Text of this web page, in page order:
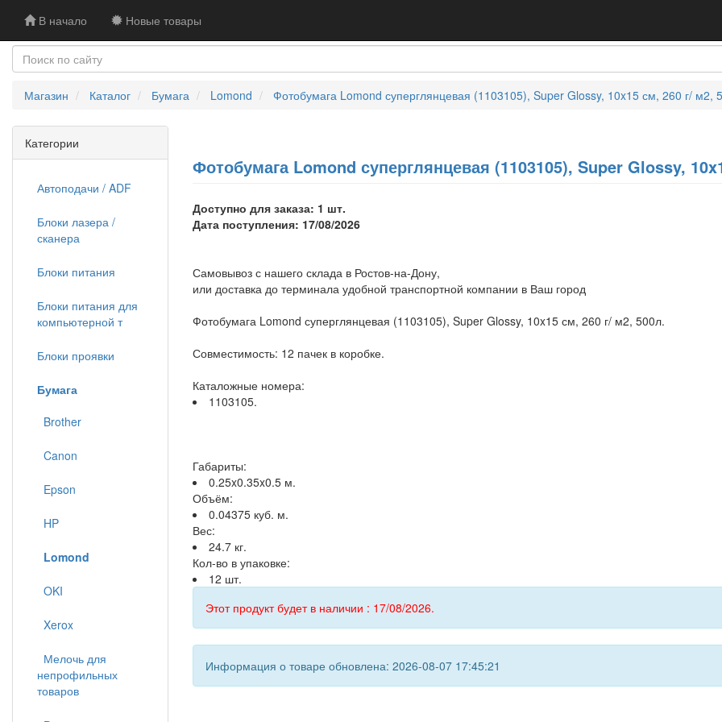
В начало Новые товары
Магазин Каталог Бумага Lomond Фотобумага Lomond суперглянцевая (1103105), Super Glossy, 10x15 см, 260 г/ м2,
Фотобумага Lomond суперглянцевая (1103105), Super Glossy,
Доступно для заказа: 1 шт.
Дата поступления: 17/08/2026
Самовывоз с нашего склада в Ростов-на-Дону,
или доставка до терминала удобной транспортной компании в Ваш город
Фотобумага Lomond суперглянцевая (1103105), Super Glossy, 10x15 см, 260 г/ м2, 500л.
Совместимость: 12 пачек в коробке.
Каталожные номера:
1103105.
Габариты:
0.25x0.35x0.5 м.
Объём:
0.04375 куб. м.
Вес:
24.7 кг.
Кол-во в упаковке:
12 шт.
Этот продукт будет в наличии : 17/08/2026.
Информация о товаре обновлена: 2026-08-07 17:45:21
Категории
Автоподачи / ADF
Блоки лазера /
сканера
Блоки питания
Блоки питания для
компьютерной т
Блоки проявки
Бумага
Brother
Canon
Epson
HP
Lomond
OKI
Xerox
Мелочь для
непрофильных
товаров